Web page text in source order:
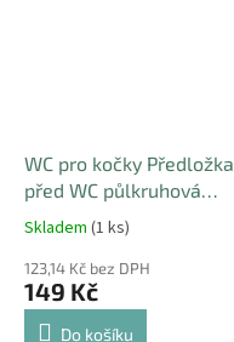
WC pro kočky Předložka
před WC půlkruhová
59x35cm
Skladem (1 ks)
123,14 Kč bez DPH
149 Kč
Do košíku